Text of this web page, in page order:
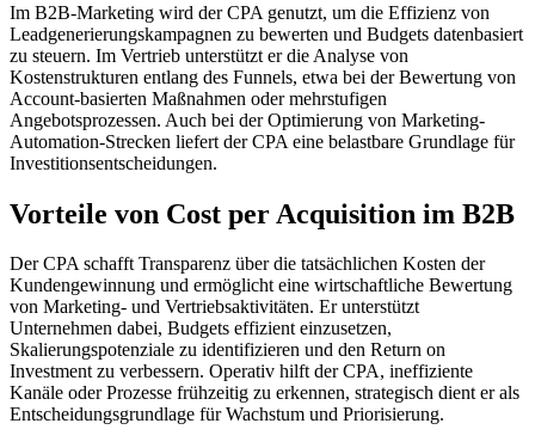
Im B2B-Marketing wird der CPA genutzt, um die Effizienz von
Leadgenerierungskampagnen zu bewerten und Budgets datenbasiert
zu steuern. Im Vertrieb unterstützt er die Analyse von
Kostenstrukturen entlang des Funnels, etwa bei der Bewertung von
Account-basierten Maßnahmen oder mehrstufigen
Angebotsprozessen. Auch bei der Optimierung von Marketing-
Automation-Strecken liefert der CPA eine belastbare Grundlage für
Investitionsentscheidungen.
Vorteile von Cost per Acquisition im B2B
Der CPA schafft Transparenz über die tatsächlichen Kosten der
Kundengewinnung und ermöglicht eine wirtschaftliche Bewertung
von Marketing- und Vertriebsaktivitäten. Er unterstützt
Unternehmen dabei, Budgets effizient einzusetzen,
Skalierungspotenziale zu identifizieren und den Return on
Investment zu verbessern. Operativ hilft der CPA, ineffiziente
Kanäle oder Prozesse frühzeitig zu erkennen, strategisch dient er als
Entscheidungsgrundlage für Wachstum und Priorisierung.